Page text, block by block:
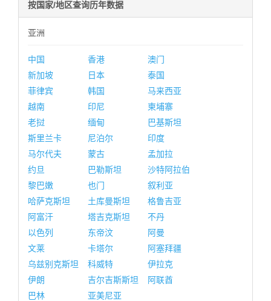
按国家/地区查询历年数据
亚洲
中国 香港
澳门
新加坡
日本
泰国
菲律宾
韩国
马来西亚
越南
印尼
柬埔寨
老挝
缅甸
巴基斯坦
斯里兰卡
尼泊尔
印度
马尔代夫
蒙古
孟加拉
约旦
巴勒斯坦
沙特阿拉伯
黎巴嫩
也门
叙利亚
哈萨克斯坦
土库曼斯坦
格鲁吉亚
阿富汗
塔吉克斯坦
不丹
以色列
东帝汶
阿曼
文莱
卡塔尔
阿塞拜疆
乌兹别克斯坦
科威特
伊拉克
伊朗
吉尔吉斯斯坦
阿联酋
巴林
亚美尼亚